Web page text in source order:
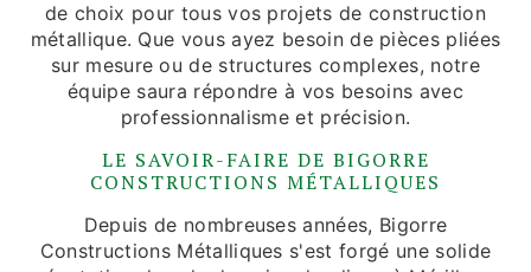
de choix pour tous vos projets de construction
métallique. Que vous ayez besoin de pièces pliées
sur mesure ou de structures complexes, notre
équipe saura répondre à vos besoins avec
professionnalisme et précision.
LE SAVOIR-FAIRE DE BIGORRE
CONSTRUCTIONS MÉTALLIQUES
Depuis de nombreuses années, Bigorre
Constructions Métalliques s'est forgé une solide